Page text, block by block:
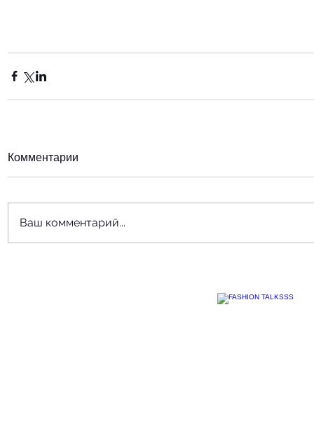
Комментарии
Ваш комментарий...